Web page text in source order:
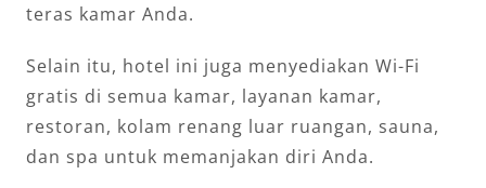
teras kamar Anda.
Selain itu, hotel ini juga menyediakan Wi-Fi
gratis di semua kamar, layanan kamar,
restoran, kolam renang luar ruangan, sauna,
dan spa untuk memanjakan diri Anda.